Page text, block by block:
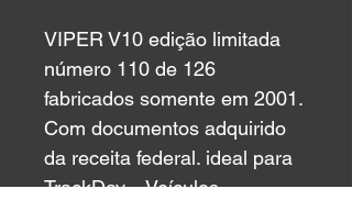
VIPER V10 edição limitada
número 110 de 126
fabricados somente em 2001.
Com documentos adquirido
da receita federal. ideal para
TrackDay  . Veículos